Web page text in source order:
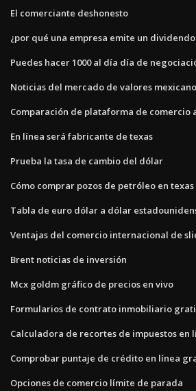
El comerciante deshonesto
¿por qué una empresa emite un dividendo
Puedes hacer 1000 al día día de
Noticias del mercado de valores mexicano
Comparación de plataforma de comercio
En línea será fabricante de texas
Prueba la tasa de cambio del dólar
Cómo comprar pozos de petróleo en texas
Tabla de euro dólar a dólar
Ventajas del comercio internacional de
Brent noticias de inversión
Mcx goldm gráfico de precios en vivo
Formularios de contrato inmobiliario
Calculadora de recortes de impuestos en
Comprobar puntaje de crédito en línea
Opciones de comercio límite de parada